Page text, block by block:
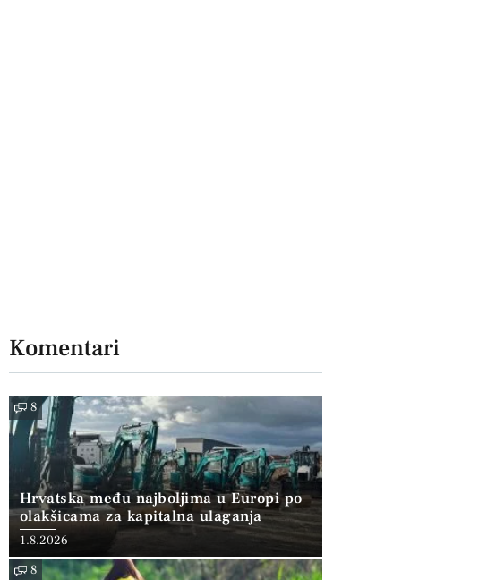
Komentari
8
Hrvatska među najboljima u Europi po
olakšicama za kapitalna ulaganja
1.8.2026
8